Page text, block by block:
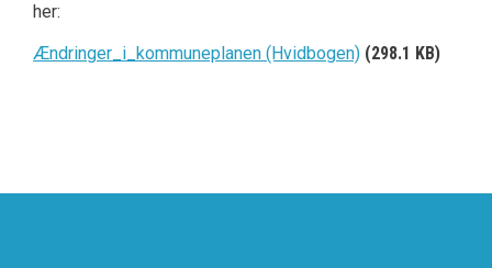
her:
Ændringer_i_kommuneplanen (Hvidbogen) (298.1 KB)